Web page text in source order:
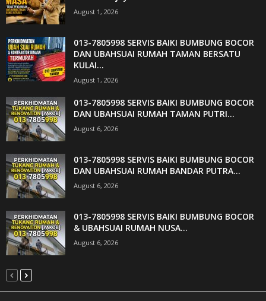
August 1, 2026
013-7805998 SERVIS BAIKI BUMBUNG BOCOR
DAN UBAHSUAI RUMAH TAMAN BERSATU
KULAI...
August 1, 2026
013-7805998 SERVIS BAIKI BUMBUNG BOCOR
DAN UBAHSUAI RUMAH TAMAN PUTRI...
August 6, 2026
013-7805998 SERVIS BAIKI BUMBUNG BOCOR
DAN UBAHSUAI RUMAH BANDAR PUTRA...
August 6, 2026
013-7805998 SERVIS BAIKI BUMBUNG BOCOR
& UBAHSUAI RUMAH NUSA...
August 6, 2026